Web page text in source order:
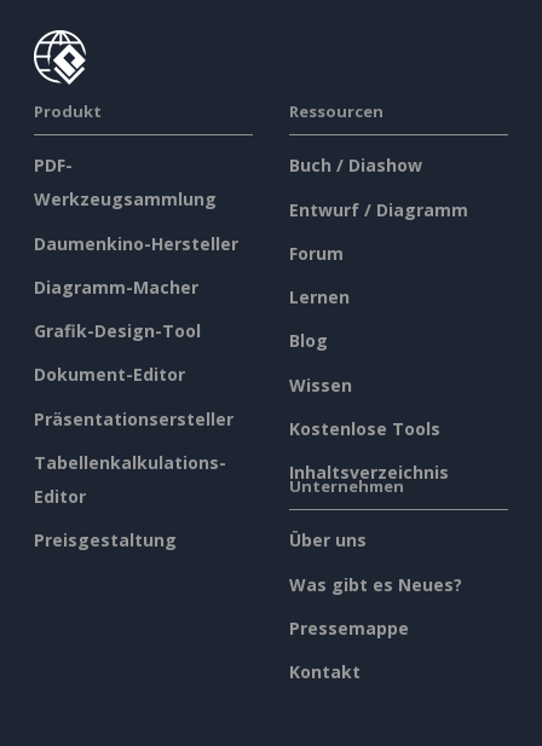
Produkt
PDF-
Werkzeugsammlung
Daumenkino-Hersteller
Diagramm-Macher
Grafik-Design-Tool
Dokument-Editor
Präsentationsersteller
Tabellenkalkulations-
Editor
Preisgestaltung
Ressourcen
Buch / Diashow
Entwurf / Diagramm
Forum
Lernen
Blog
Wissen
Kostenlose Tools
Inhaltsverzeichnis
Unternehmen
Über uns
Was gibt es Neues?
Pressemappe
Kontakt